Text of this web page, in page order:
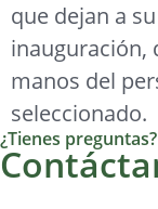
que dejan a
inauguración,
manos del
seleccionado.
¿Tienes